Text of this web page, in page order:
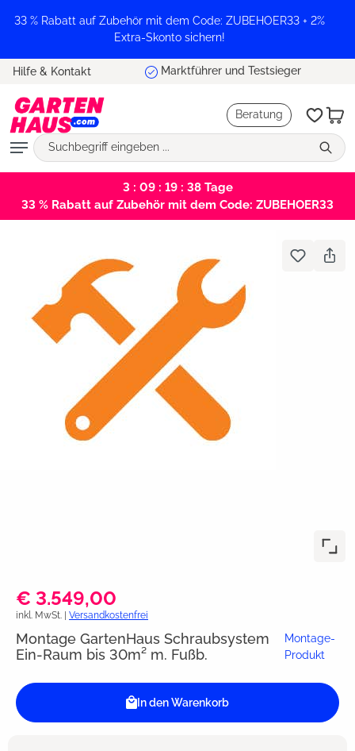
springen
33 % Rabatt auf Zubehör mit dem Code: ZUBEHOER33 + 2%
Extra-Skonto sichern!
Hilfe & Kontakt Marktführer und Testsieger
Beratung
3 : 09 : 19 : 37Tage
33 % Rabatt auf Zubehör mit dem Code: ZUBEHOER33
€ 3.549,00
inkl. MwSt. | Versandkostenfrei
Montage GartenHaus Schraubsystem
Ein-Raum bis 30m² m. Fußb.
Montage-
Produkt
In den Warenkorb